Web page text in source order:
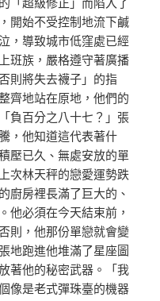
「超級修正」而陷入了
開始不受控制地流下鹹
，導致城市低窪處已經
班族，嚴格遵守著廣播
則將失去襪子」的指
齊地站在原地，他們的
負百分之八十七？」張
，他知道這代表著什
壓已久、無處安放的單
次林天秤的戀愛運勢跌
廚房裡長滿了巨大的、
他必須在今天結束前，
則，他那份單戀就會變
地跑進他堆滿了星座圖
著他的秘密武器。「我
像是老式彈珠臺的機器